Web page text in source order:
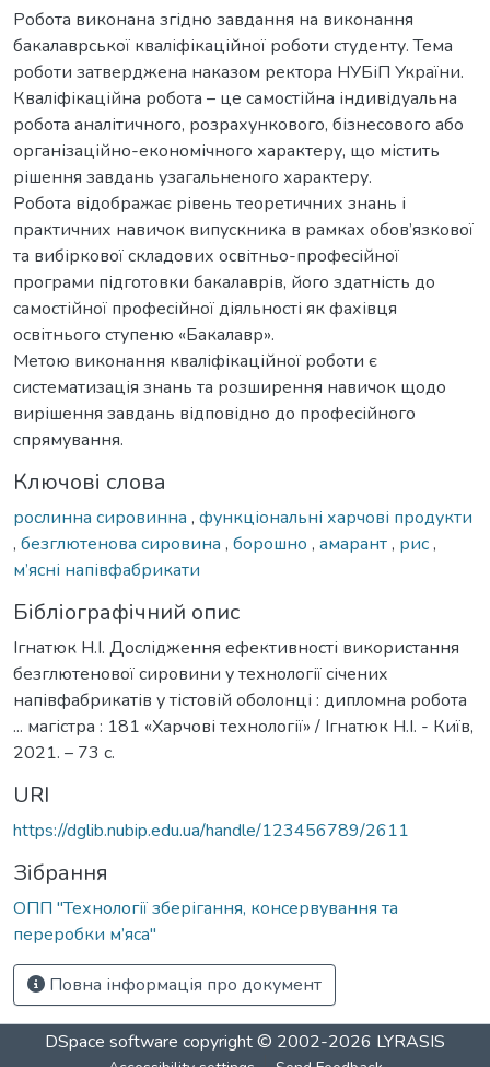
Робота виконана згідно завдання на виконання
бакалаврської кваліфікаційної роботи студенту. Тема
роботи затверджена наказом ректора НУБіП України.
Кваліфікаційна робота – це самостійна індивідуальна
робота аналітичного, розрахункового, бізнесового або
організаційно-економічного характеру, що містить
рішення завдань узагальненого характеру.
Робота відображає рівень теоретичних знань і
практичних навичок випускника в рамках обов’язкової
та вибіркової складових освітньо-професійної
програми підготовки бакалаврів, його здатність до
самостійної професійної діяльності як фахівця
освітнього ступеню «Бакалавр».
Метою виконання кваліфікаційної роботи є
систематизація знань та розширення навичок щодо
вирішення завдань відповідно до професійного
спрямування.
Ключові слова
рослинна сировинна , функціональні харчові продукти
, безглютенова сировина , борошно , амарант, рис,
м’ясні напівфабрикати
Бібліографічний опис
Ігнатюк Н.І. Дослідження ефективності використання
безглютенової сировини у технології січених
напівфабрикатів у тістовій оболонці : дипломна робота
... магістра : 181 «Харчові технології» / Ігнатюк Н.І. - Київ,
2021. – 73 с.
URI
https://dglib.nubip.edu.ua/handle/123456789/2611
Зібрання
ОПП "Технології зберігання, консервування та
переробки м’яса"
Повна інформація про документ
DSpace software copyright © 2002-2026 LYRASIS